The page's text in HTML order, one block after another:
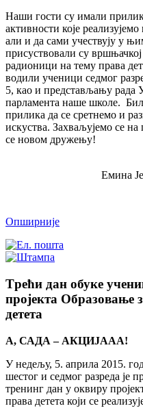
Наши гости су имали
активности које
али и да сами учествују у
присуствовали су
радионици на тему права
водили ученици седмог
5, као и представљању рада
парламента наше школе.
прилика да се сретнемо и
искуства. Захваљујемо се на
се новом дружењу!
Eмина
Опширније
Tрећи дан обуке
пројекта Образовање
детета
А, САДА – АКЦИЈААА!
У недељу, 5. априла 2015.
шестог и седмог разреда је
тренинг дан у оквиру
права детета који се